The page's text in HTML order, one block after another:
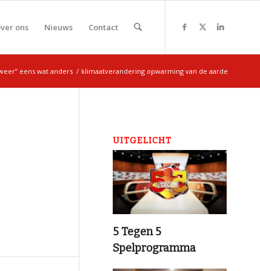
ons Nieuws Contact
eens wat anders / klimaatverandering opwarming van de aarde
UITGELICHT
5 Tegen 5
Spelprogramma